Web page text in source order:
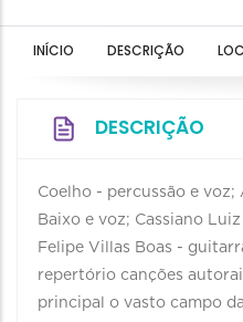
INÍCIO DESCRIÇÃO
DESCRIÇÃO
Coelho - percussão e
Baixo e voz; Cassiano
Felipe Villas Boas -
repertório canções
principal o vasto campo